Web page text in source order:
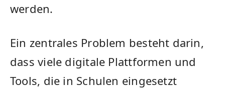
werden.
Ein zentrales Problem besteht darin,
dass viele digitale Plattformen und
Tools, die in Schulen eingesetzt